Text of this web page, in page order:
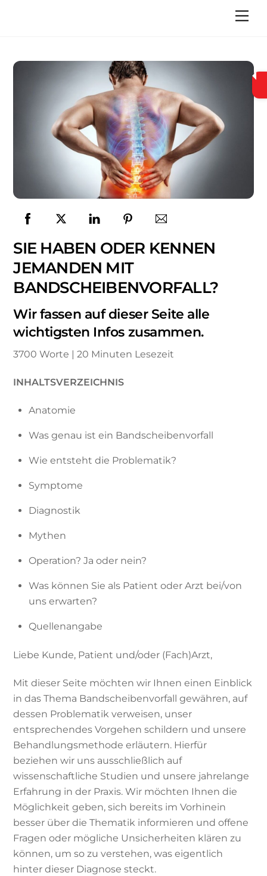
SIE HABEN ODER KENNEN
JEMANDEN MIT
BANDSCHEIBENVORFALL?
Wir fassen auf dieser Seite alle
wichtigsten Infos zusammen.
3700 Worte | 20 Minuten Lesezeit
INHALTSVERZEICHNIS
Anatomie
Was genau ist ein Bandscheibenvorfall
Wie entsteht die Problematik?
Symptome
Diagnostik
Mythen
Operation? Ja oder nein?
Was können Sie als Patient oder Arzt bei/von
uns erwarten?
Quellenangabe
Liebe Kunde, Patient und/oder (Fach)Arzt,
Mit dieser Seite möchten wir Ihnen einen Einblick
in das Thema Bandscheibenvorfall gewähren, auf
dessen Problematik verweisen, unser
entsprechendes Vorgehen schildern und unsere
Behandlungsmethode erläutern. Hierfür
beziehen wir uns ausschließlich auf
wissenschaftliche Studien und unsere jahrelange
Erfahrung in der Praxis. Wir möchten Ihnen die
Möglichkeit geben, sich bereits im Vorhinein
besser über die Thematik informieren und offene
Fragen oder mögliche Unsicherheiten klären zu
können, um so zu verstehen, was eigentlich
hinter dieser Diagnose steckt.